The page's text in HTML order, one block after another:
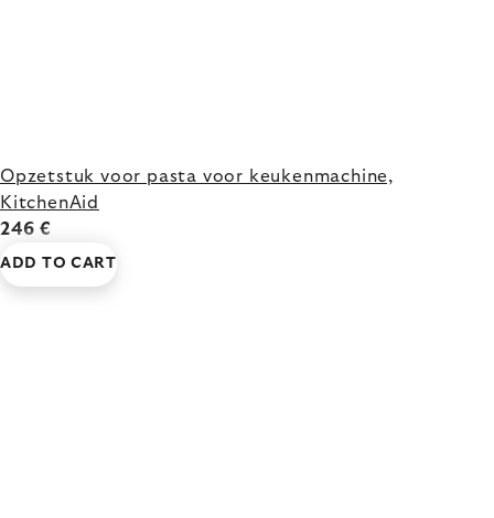
Opzetstuk voor pasta voor keukenmachine,
KitchenAid
246 €
ADD TO CART